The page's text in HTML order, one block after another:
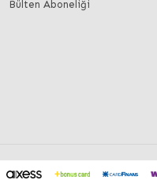
Bülten Aboneliği